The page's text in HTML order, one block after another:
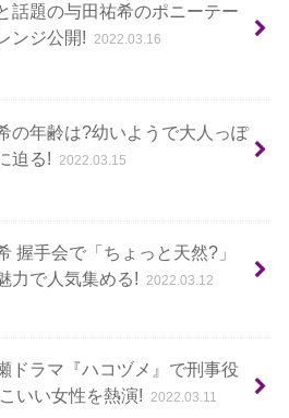
話題の与田祐希のポニーテー
ンジ公開!
2022.03.16
の年齢は?幼いようで大人っぽ
迫る!
2022.03.15
握手会で「ちょっと天然?」
力で人気集める!
2022.03.12
ドラマ『ハコヅメ』で刑事役
いい女性を熱演!
2022.03.11